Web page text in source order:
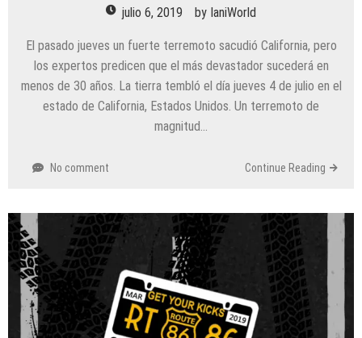
julio 6, 2019 by IaniWorld
El pasado jueves un fuerte terremoto sacudió California, pero
los expertos predicen que el más devastador sucederá en
menos de 30 años. La tierra tembló el día jueves 4 de julio en el
estado de California, Estados Unidos. Un terremoto de
magnitud…
No comment Continue Reading